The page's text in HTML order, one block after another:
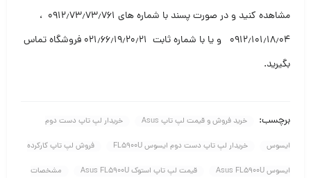
مشاهده کنید و در صورت پسند با شماره های ۰۹۱۲٫۷۳٫۷۳٫۷۶۱ ،
۰۹۱۲٫۱۰۱٫۱۸٫۰۴ و یا با شماره ثابت ۰۲۱٫۶۶٫۱۹٫۲۰٫۲۱ فروشگاه تماس
بگیرید.
برچسب: خرید فروش و قیمت لپ تاپ Asus خریدار لپ تاپ دست دوم
ایسوس خریدار لپ تاپ دست دوم ایسوس FL5900U فروش لپ تاپ کارکرده
ایسوس Asus FL5900U قیمت لپ تاپ استوک Asus FL5900U مشخصات